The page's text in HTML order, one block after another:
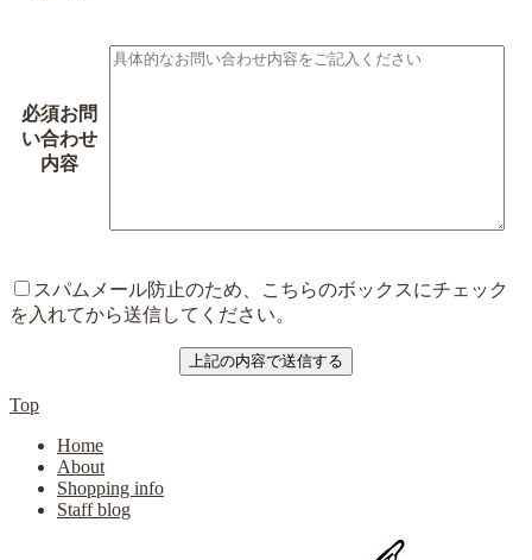
必須お問
い合わせ
内容
スパムメール防止のため、こちらのボックスにチェック
を入れてから送信してください。
Top
Home
About
Shopping info
Staff blog